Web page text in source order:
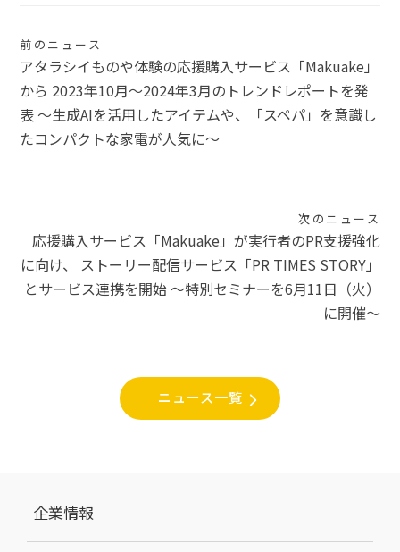
投
稿
ナ
ビ
シ
ョ
ン
前のニュース
アタラシイものや体験の応援購入サービス「Makuake」
から 2023年10月〜2024年3月のトレンドレポートを発
表 〜生成AIを活用したアイテムや、「スペパ」を意識し
たコンパクトな家電が人気に〜
次のニュース
応援購入サービス「Makuake」が実行者のPR支援強化
に向け、 ストーリー配信サービス「PR TIMES STORY」
とサービス連携を開始 〜特別セミナーを6月11日（火）
に開催〜
ニュース一覧
企業情報